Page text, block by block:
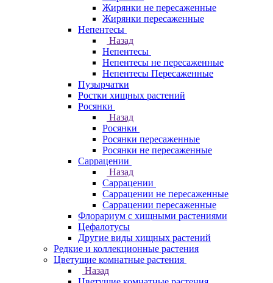
Жирянки не пересаженные
Жирянки пересаженные
Непентесы
Назад
Непентесы
Непентесы не пересаженные
Непентесы Пересаженные
Пузырчатки
Ростки хищных растений
Росянки
Назад
Росянки
Росянки пересаженные
Росянки не пересаженные
Саррацении
Назад
Саррацении
Саррацении не пересаженные
Саррацении пересаженные
Флорариум с хищными растениями
Цефалотусы
Другие виды хищных растений
Редкие и коллекционные растения
Цветущие комнатные растения
Назад